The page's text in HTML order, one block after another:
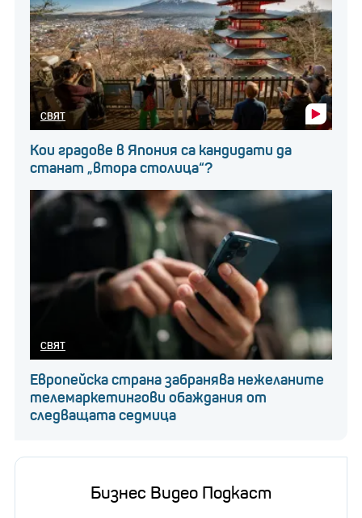
СВЯТ
Кои градове в Япония са кандидати да
станат „втора столица“?
СВЯТ
Европейска страна забранява нежеланите
телемаркетингови обаждания от
следващата седмица
Бизнес Видео Подкаст